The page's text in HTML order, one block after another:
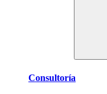
Consultoría